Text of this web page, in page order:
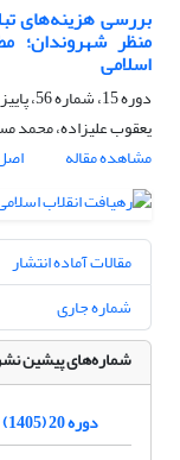
بررسی هزینه‌های
منظر شهروندان؛
اسلامی
دوره 15، شماره 56، پاییز 1400، صفحه
یعقوب علیزاده، محمد
مشاهده مقاله
مقالات آماده انتشار
شماره جاری
شماره‌های پیشین
دوره 20 (1405)